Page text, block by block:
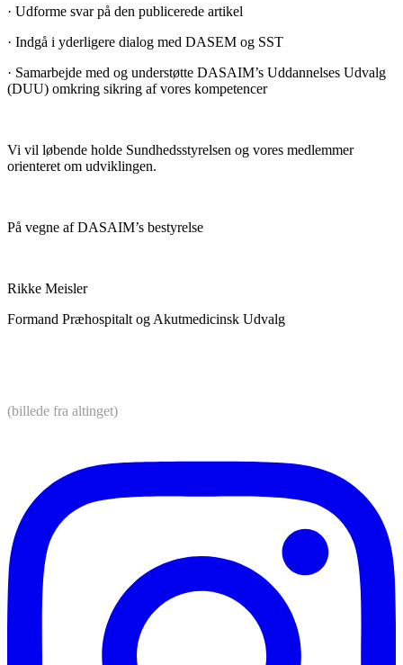
· Udforme svar på den publicerede artikel
· Indgå i yderligere dialog med DASEM og SST
· Samarbejde med og understøtte DASAIM’s Uddannelses Udvalg
(DUU) omkring sikring af vores kompetencer
Vi vil løbende holde Sundhedsstyrelsen og vores medlemmer
orienteret om udviklingen.
På vegne af DASAIM’s bestyrelse
Rikke Meisler
Formand Præhospitalt og Akutmedicinsk Udvalg
(billede fra altinget)